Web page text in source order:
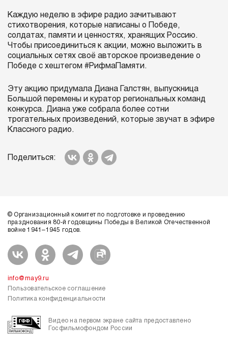
Каждую неделю в эфире радио зачитывают
стихотворения, которые написаны о Победе,
солдатах, памяти и ценностях, хранящих Россию.
Чтобы присоединиться к акции, можно выложить в
социальных сетях своё авторское произведение о
Победе с хештегом #РифмаПамяти.
Эту акцию придумала Диана Галстян, выпускница
Большой перемены и куратор региональных команд
конкурса. Диана уже собрала более сотни
трогательных произведений, которые звучат в эфире
Классного радио.
Поделиться:
© Организационный комитет по подготовке и проведению
празднования 80-й годовщины Победы в Великой Отечественной
войне 1941–1945 годов.
info@may9.ru
Пользовательское соглашение
Политика конфиденциальности
Видео на первом экране сайта предоставлено
Госфильмофондом России